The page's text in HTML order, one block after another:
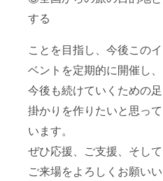
する
ことを目指し、今後このイ
ベントを定期的に開催し、
今後も続けていくための足
掛かりを作りたいと思って
います。
ぜひ応援、ご支援、そして
ご来場をよろしくお願いい